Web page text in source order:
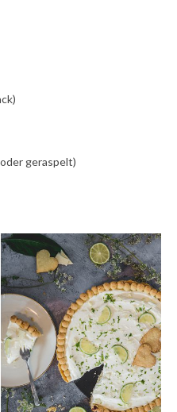
geraspelt)